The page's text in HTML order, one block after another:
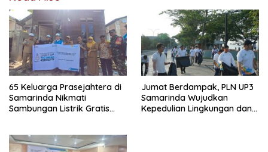
65 Keluarga Prasejahtera di
Samarinda Nikmati
Sambungan Listrik Gratis
Jumat Berdampak, PLN UP3
Samarinda Wujudkan
Kepedulian Lingkungan dan